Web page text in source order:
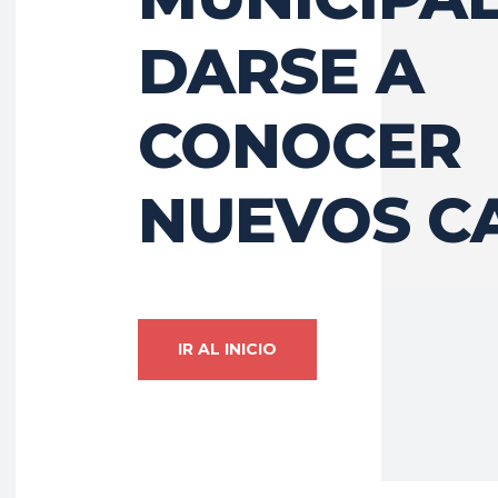
DARSE A
CONOCER
NUEVOS
IR AL INICIO